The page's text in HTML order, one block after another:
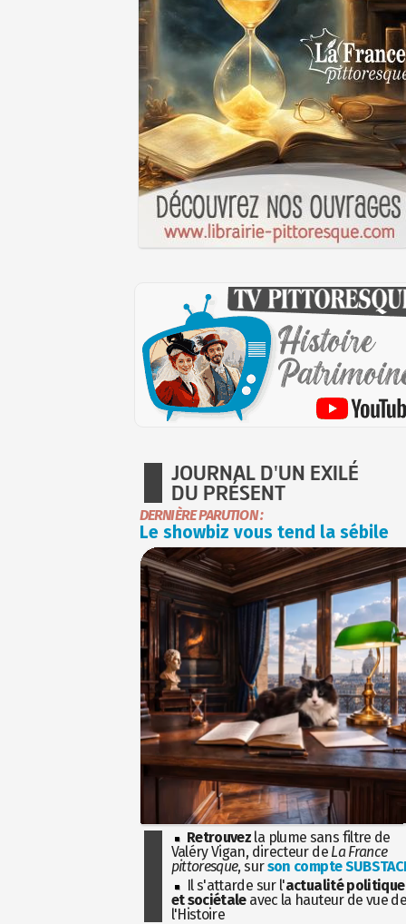
JOURNAL D'UN EXILÉ
DU PRÉSENT
DERNIÈRE PARUTION :
Le showbiz vous tend la sébile
Retrouvez la plume sans filtre de
Valéry Vigan, directeur de La France
pittoresque, surson compte
Il s'attarde sur l'actualité politique
et sociétaleavec la hauteur de vue
l'Histoire